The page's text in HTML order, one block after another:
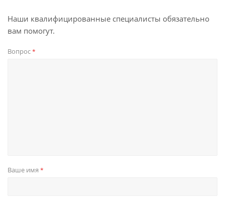
Наши квалифицированные специалисты обязательно
вам помогут.
Вопрос*
Ваше имя *